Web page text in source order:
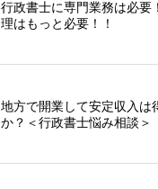
行政書士に専門業務は必要
理はもっと必要！！
地方で開業して安定収入は
か？＜行政書士悩み相談＞